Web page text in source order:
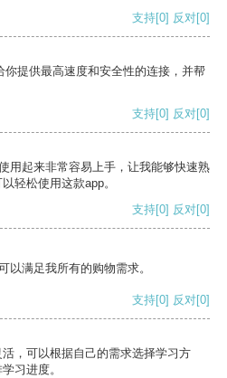
支持[0] 反对[0]
提供最高速度和安全性的连接，并帮
支持[0] 反对[0]
用起来非常容易上手，让我能够快速熟
轻松使用这款app。
支持[0] 反对[0]
以满足我所有的购物需求。
支持[0] 反对[0]
，可以根据自己的需求选择学习方
习进度。